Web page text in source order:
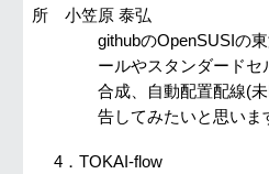
所 小笠原 泰弘
githubのOpenSUSIの
ールやスタンダードセ
合成、自動配置配線(
告してみたいと思いま
4．TOKAI-flow